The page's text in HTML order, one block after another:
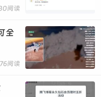
阅读
全
阅读